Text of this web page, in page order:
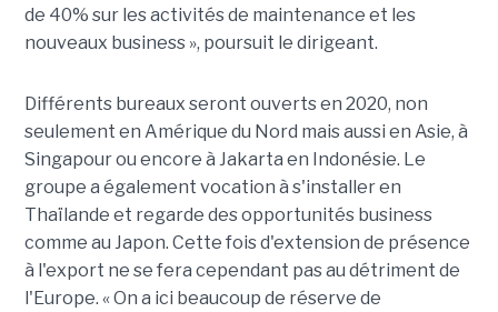
de 40% sur les activités de maintenance et les
nouveaux business », poursuit le dirigeant.
Différents bureaux seront ouverts en 2020, non
seulement en Amérique du Nord mais aussi en Asie, à
Singapour ou encore à Jakarta en Indonésie. Le
groupe a également vocation à s'installer en
Thaïlande et regarde des opportunités business
comme au Japon. Cette fois d'extension de présence
à l'export ne se fera cependant pas au détriment de
l'Europe. « On a ici beaucoup de réserve de